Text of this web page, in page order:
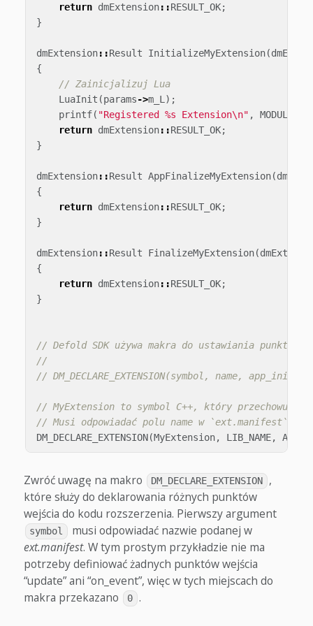
return dmExtension::RESULT_OK;
}
dmExtension::Result InitializeMyExtension(
{
// Zainicjalizuj Lua
LuaInit (params->m_L );
printf( "Registered %s Extension\n" ,
return dmExtension::RESULT_OK;
}
dmExtension::Result AppFinalizeMyExtension(
{
return dmExtension::RESULT_OK;
}
dmExtension::Result FinalizeMyExtension(
{
return dmExtension::RESULT_OK;
}
// Defold SDK używa makra do ustawiania punktów
//
// DM_DECLARE_EXTENSION(symbol, name,
// MyExtension to symbol C++, który przechowuje
// Musi odpowiadać polu name w `ext.manifest`
DM_DECLARE_EXTENSION(MyExtension, LIB_NAME,
Zwróć uwagę na makro DM_DECLARE_EXTENSION
,
które służy do deklarowania różnych punktów
wejścia do kodu rozszerzenia. Pierwszy argument
symbol
musi odpowiadać nazwie podanej w
ext.manifest. W tym prostym przykładzie nie ma
potrzeby definiować żadnych punktów wejścia
“update” ani “on_event”, więc w tych miejscach do
makra przekazano
0 .